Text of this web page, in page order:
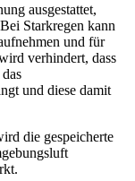
ausgestattet,
Starkregen kann
und für
verhindert, dass
und diese damit
die gespeicherte